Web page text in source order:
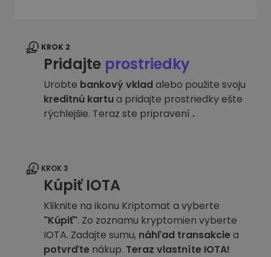
KROK 2
Pridajte prostriedky
Urobte bankový vkladalebo použite svoju
kreditnú kartua pridajte prostriedky ešte
rýchlejšie. Teraz ste pripravení .
KROK 3
Kúpiť IOTA
Kliknite na ikonu Kriptomat a vyberte
"Kúpiť". Zo zoznamu kryptomien vyberte
IOTA. Zadajte sumu, náhľad transakciea
potvrďte nákup. Teraz vlastníte IOTA!